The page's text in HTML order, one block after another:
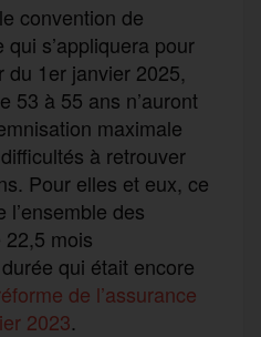
convention de
qui s’appliquera pour
1er janvier 2025,
53 à 55 ans n’auront
maximale
à retrouver
Pour elles et eux, ce
l’ensemble des
mois
qui était encore
de l’assurance
2023.